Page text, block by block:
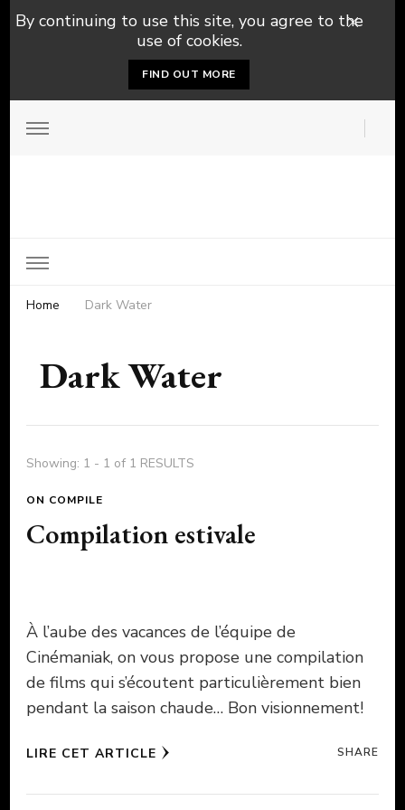
By continuing to use this site, you agree to the
use of cookies.
FIND OUT MORE
Home Dark Water
Dark Water
Showing: 1 - 1 of 1 RESULTS
ON COMPILE
Compilation estivale
À l’aube des vacances de l’équipe de
Cinémaniak, on vous propose une compilation
de films qui s’écoutent particulièrement bien
pendant la saison chaude… Bon visionnement!
LIRE CET ARTICLE SHARE